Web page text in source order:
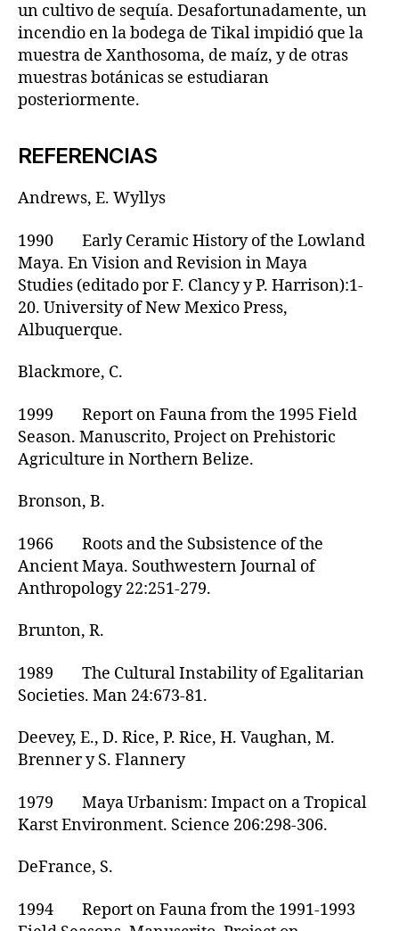
un cultivo de sequía. Desafortunadamente, un
incendio en la bodega de Tikal impidió que la
muestra de Xanthosoma, de maíz, y de otras
muestras botánicas se estudiaran
posteriormente.
REFERENCIAS
Andrews, E. Wyllys
1990 Early Ceramic History of the Lowland
Maya. En Vision and Revision in Maya
Studies (editado por F. Clancy y P. Harrison):1-
20. University of New Mexico Press,
Albuquerque.
Blackmore, C.
1999 Report on Fauna from the 1995 Field
Season. Manuscrito, Project on Prehistoric
Agriculture in Northern Belize.
Bronson, B.
1966 Roots and the Subsistence of the
Ancient Maya. Southwestern Journal of
Anthropology 22:251-279.
Brunton, R.
1989 The Cultural Instability of Egalitarian
Societies. Man 24:673-81.
Deevey, E., D. Rice, P. Rice, H. Vaughan, M.
Brenner y S. Flannery
1979 Maya Urbanism: Impact on a Tropical
Karst Environment. Science 206:298-306.
DeFrance, S.
1994 Report on Fauna from the 1991-1993